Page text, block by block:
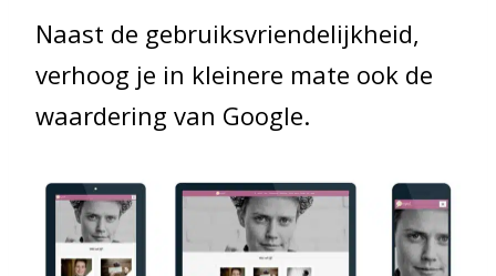
Naast de gebruiksvriendelijkheid,
verhoog je in kleinere mate ook de
waardering van Google.